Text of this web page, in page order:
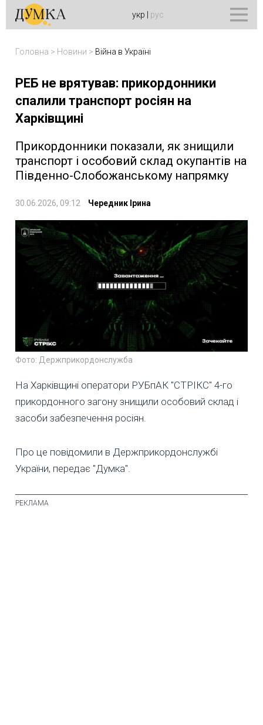
укр рус
Головна > Новини > Війна в Україні
РЕБ не врятував: прикордонники
спалили транспорт росіян на
Харківщині
Прикордонники показали, як знищили
транспорт і особовий склад окупантів на
Південно-Слобожанському напрямку
30.06.2026, 09:12 Чередник Ірина
Фото: Держприкордонслужба
На Харківщині оператори РУБпАК "СТРІКС" 4-го
прикордонного загону знищили особовий склад і
засоби забезпечення росіян.
Про це повідомили в Держприкордонслужбі
України, передає "Думка".